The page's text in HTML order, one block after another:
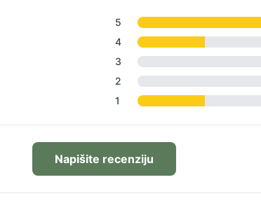
5
4
3
2
1
Napišite recenziju